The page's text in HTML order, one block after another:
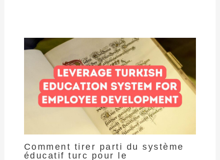
Comment tirer parti du système
éducatif turc pour le